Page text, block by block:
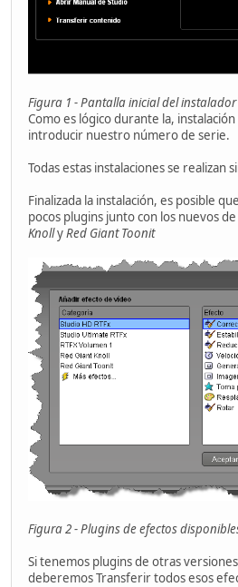
Figura 1 - Pantalla inicial del
Como es lógico durante la,
introducir nuestro número de serie.
Todas estas instalaciones se realizan
Finalizada la instalación, es posible
pocos plugins junto con los nuevos
KnollyRed Giant Toonit
Figura 2 - Plugins de efectos
Si tenemos plugins de otras
deberemos Transferir todos esos